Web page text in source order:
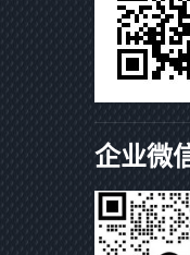
企业微